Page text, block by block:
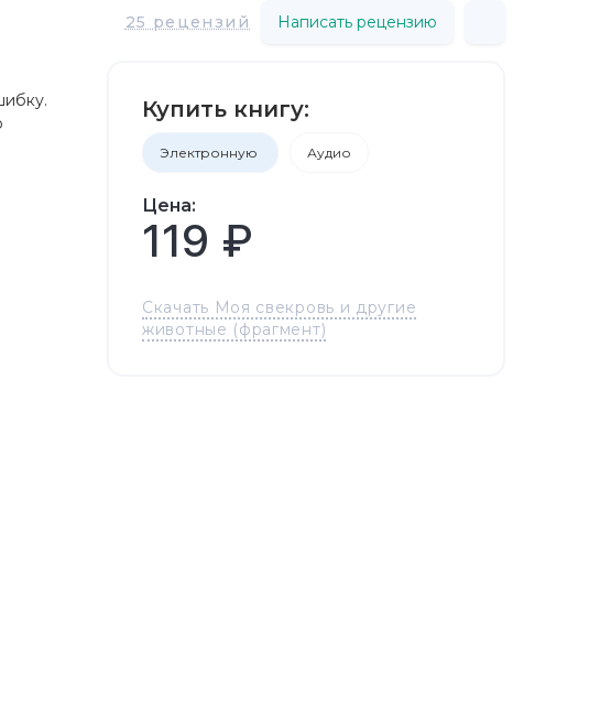
25 рецензий Написать рецензию
Купить книгу:
Электронную Аудио
Цена:
119 ₽
Скачать Моя свекровь и другие
животные (фрагмент)